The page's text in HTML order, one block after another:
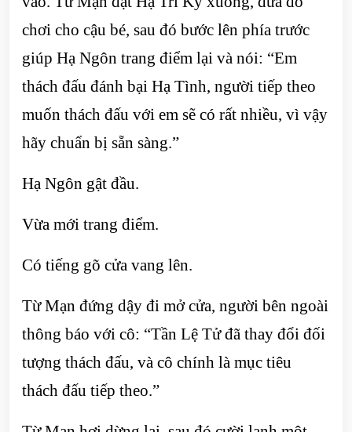
chơi cho cậu bé, sau đó bước lên phía trước
giúp Hạ Ngôn trang điểm lại và nói: “Em
thách đấu đánh bại Hạ Tình, người tiếp theo
muốn thách đấu với em sẽ có rất nhiều, vì vậy
hãy chuẩn bị sẵn sàng.”
Hạ Ngôn gật đầu.
Vừa mới trang điểm.
Có tiếng gõ cửa vang lên.
Từ Mạn đứng dậy đi mở cửa, người bên ngoài
thông báo với cô: “Tần Lệ Tử đã thay đổi đối
tượng thách đấu, và cô chính là mục tiêu
thách đấu tiếp theo.”